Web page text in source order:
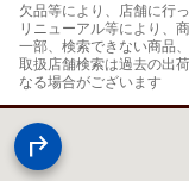
欠品等により、店舗に行
リニューアル等により、
一部、検索できない商品
取扱店舗検索は過去の出
なる場合がございます